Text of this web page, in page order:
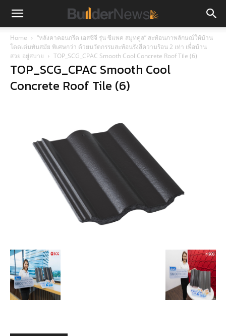
Home
“หลังคาคอนกรีต เอสซีจี รุ่น ซีแพค สมูทคูล” สะท้อนภาพลักษณ์ให้บ้าน
โดดเด่นทันสมัย พิเศษกว่า ด้วยนวัตกรรมสะท้อนรังสีความร้อน 2 เท่า เพื่อบ้าน
สวย อยู่สบาย
TOP_SCG_CPAC Smooth Cool Concrete Roof Tile (6)
TOP_SCG_CPAC Smooth Cool
Concrete Roof Tile (6)